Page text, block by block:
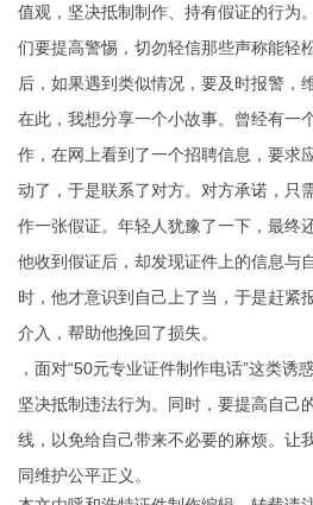
值观，坚决抵制制作、持有假证的行为
们要提高警惕，切勿轻信那些声称能轻
后，如果遇到类似情况，要及时报警，
在此，我想分享一个小故事。曾经有一
作，在网上看到了一个招聘信息，要求
动了，于是联系了对方。对方承诺，只
作一张假证。年轻人犹豫了一下，最终
他收到假证后，却发现证件上的信息与
时，他才意识到自己上了当，于是赶紧
介入，帮助他挽回了损失。
，面对“50元专业证件制作电话”这类诱
坚决抵制违法行为。同时，要提高自己
线，以免给自己带来不必要的麻烦。让
同维护公平正义。